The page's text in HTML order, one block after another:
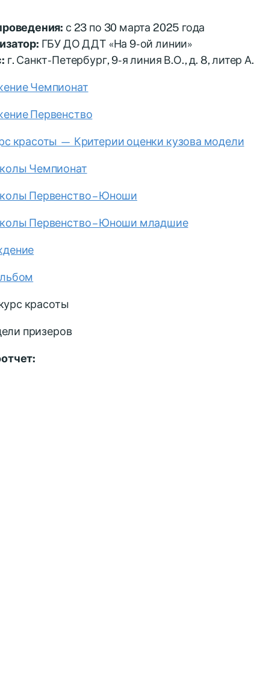
с 23 по 30 марта 2025 года
ГБУ ДО ДДТ «На 9-ой линии»
г. Санкт-Петербург, 9-я линия В.О., д. 8, литер А.
Чемпионат
Первенство
красоты — Критерии оценки кузова модели
Чемпионат
Первенство – Юноши
Первенство – Юноши младшие
красоты
призеров